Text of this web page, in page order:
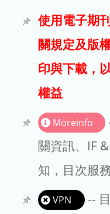
使用電子期
關規定及版
印與下載，
權益
Moreinfo
關資訊、IF
知，目次服
VPN
--